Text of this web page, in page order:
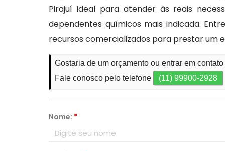
Pirajuí ideal para atender às reais
dependentes químicos mais indicada.
recursos comercializados para prestar um
Gostaria de um orçamento ou entrar em
Fale conosco pelo telefone
(11) 99900-2928
Nome: *